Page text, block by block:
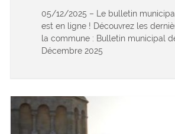
05/12/2025 – Le bulletin
est en ligne ! Découvrez les
la commune : Bulletin municipal
Décembre 2025